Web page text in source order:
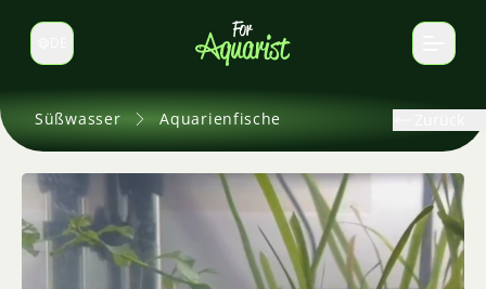
Sprache wechseln
Süßwasser Aquarienfische